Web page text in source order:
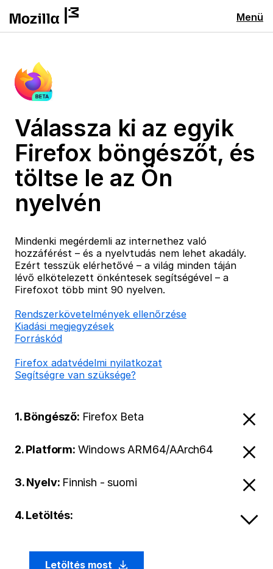
Menü
Válassza ki az egyik
Firefox böngészőt, és
töltse le az Ön
nyelvén
Mindenki megérdemli az internethez való
hozzáférést – és a nyelvtudás nem lehet akadály.
Ezért tesszük elérhetővé – a világ minden táján
lévő elkötelezett önkéntesek segítségével – a
Firefoxot több mint 90 nyelven.
Rendszerkövetelmények ellenőrzése
Kiadási megjegyzések
Forráskód
Firefox adatvédelmi nyilatkozat
Segítségre van szüksége?
1. Böngésző: Firefox Beta
2. Platform: Windows ARM64/AArch64
3. Nyelv: Finnish - suomi
4. Letöltés:
Letöltés most